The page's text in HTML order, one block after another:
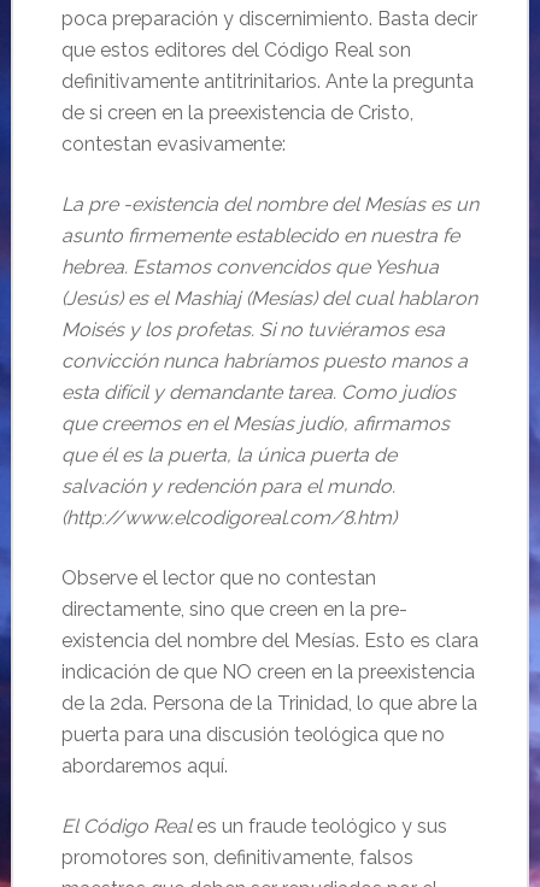
poca preparación y discernimiento. Basta decir
que estos editores del Código Real son
definitivamente antitrinitarios. Ante la pregunta
de si creen en la preexistencia de Cristo,
contestan evasivamente:
La pre -existencia del nombre del Mesías es un
asunto firmemente establecido en nuestra fe
hebrea. Estamos convencidos que Yeshua
(Jesús) es el Mashiaj (Mesías) del cual hablaron
Moisés y los profetas. Si no tuviéramos esa
convicción nunca habríamos puesto manos a
esta difícil y demandante tarea. Como judíos
que creemos en el Mesías judío, afirmamos
que él es la puerta, la única puerta de
salvación y redención para el mundo.
(http://www.elcodigoreal.com/8.htm)
Observe el lector que no contestan
directamente, sino que creen en la pre-
existencia del nombre del Mesías. Esto es clara
indicación de que NO creen en la preexistencia
de la 2da. Persona de la Trinidad, lo que abre la
puerta para una discusión teológica que no
abordaremos aquí.
El Código Reales un fraude teológico y sus
promotores son, definitivamente, falsos